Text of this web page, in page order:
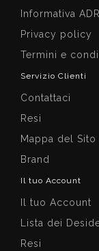
Informativa ADR
Privacy policy
Termini e
Servizio Clienti
Contattaci
Resi
Mappa del Sito
Brand
Il tuo Account
Il tuo Account
Lista dei
Resi